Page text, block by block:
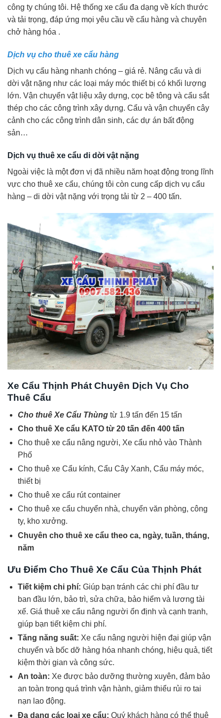
công ty chúng tôi. Hệ thống xe cẩu đa dạng về kích thước
và tải trọng, đáp ứng mọi yêu cầu về cẩu hàng và chuyên
chở hàng hóa .
Dịch vụ cho thuê xe cẩu hàng
Dịch vụ cẩu hàng nhanh chóng – giá rẻ. Nâng cẩu và di
dời vật nặng như các loại máy móc thiết bị có khối lượng
lớn. Vận chuyển vật liệu xây dựng, cọc bê tông và cẩu sắt
thép cho các công trình xây dựng. Cẩu và vận chuyển cây
cảnh cho các công trình dân sinh, các dự án bất động
sản…
Dịch vụ thuê xe cẩu di dời vật nặng
Ngoài việc là một đơn vị đã nhiều năm hoạt động trong lĩnh
vực cho thuê xe cẩu, chúng tôi còn cung cấp dịch vụ cẩu
hàng – di dời vật nặng với trọng tải từ 2 – 400 tấn.
Xe Cẩu Thịnh Phát Chuyên Dịch Vụ Cho
Thuê Cẩu
Cho thuê Xe Cẩu Thùngtừ 1.9 tấn đến 15 tấn
Cho thuê Xe cẩu KATO từ 20 tấn đến 400 tấn
Cho thuê xe cẩu nâng người, Xe cẩu nhỏ vào Thành
Phố
Cho thuê xe Cẩu kính, Cẩu Cây Xanh, Cẩu máy móc,
thiết bị
Cho thuê xe cẩu rút container
Cho thuê xe cẩu chuyển nhà, chuyển văn phòng, công
ty, kho xưởng.
Chuyên cho thuê xe cẩu theo ca, ngày, tuần, tháng,
năm
Ưu Điểm Cho Thuê Xe Cẩu Của Thịnh Phát
Tiết kiệm chi phí: Giúp bạn tránh các chi phí đầu tư
ban đầu lớn, bảo trì, sửa chữa, bảo hiểm và lương tài
xế. Giá thuê xe cẩu nâng người ổn định và cạnh tranh,
giúp bạn tiết kiệm chi phí.
Tăng năng suất: Xe cẩu nâng người hiện đại giúp vận
chuyển và bốc dỡ hàng hóa nhanh chóng, hiệu quả, tiết
kiệm thời gian và công sức.
An toàn: Xe được bảo dưỡng thường xuyên, đảm bảo
an toàn trong quá trình vận hành, giảm thiểu rủi ro tai
nạn lao động.
Đa dạng các loại xe cẩu: Quý khách hàng có thể thuê